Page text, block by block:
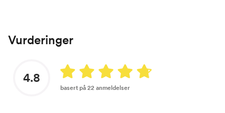
Vurderinger
4.8
basert på 22 anmeldelser